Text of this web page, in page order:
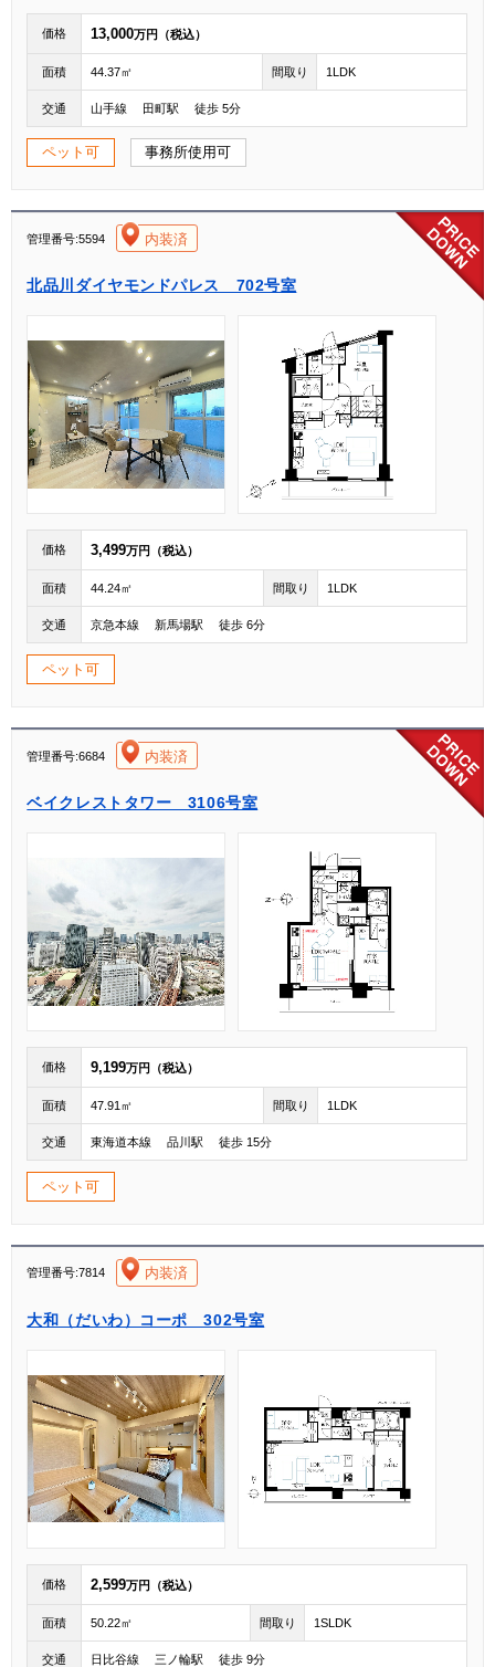
価格 13,000万円（税込）
面積 44.37㎡ 間取り 1LDK
交通 山手線 田町駅 徒歩 5分
ペット可 事務所使用可
管理番号:5594 内装済
北品川ダイヤモンドパレス 702号室
価格 3,499万円（税込）
面積 44.24㎡ 間取り 1LDK
交通 京急本線 新馬場駅 徒歩 6分
ペット可
[004]
管理番号:6684 内装済
ベイクレストタワー 3106号室
価格 9,199万円（税込）
面積 47.91㎡ 間取り 1LDK
交通 東海道本線 品川駅 徒歩 15分
ペット可
[004]
管理番号:7814 内装済
大和（だいわ）コーポ 302号室
価格 2,599万円（税込）
面積 50.22㎡ 間取り 1SLDK
交通 日比谷線 三ノ輪駅 徒歩 9分
[004]